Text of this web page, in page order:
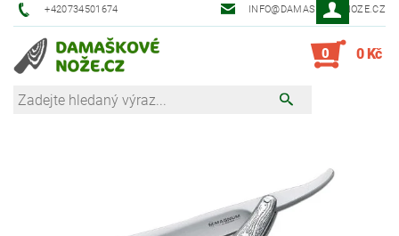
+420734501674 INFO@DAMASKOVE-NOZE.CZ
0 0 Kč